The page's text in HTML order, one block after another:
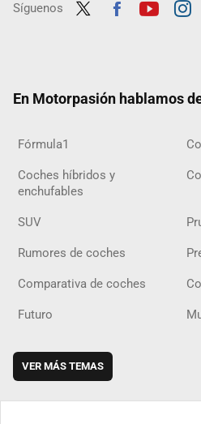
Síguenos
En Motorpasión hablamos
Fórmula1
Coches híbridos y
enchufables
SUV
Rumores de coches
Comparativa de coches
Futuro
VER MÁS TEMAS